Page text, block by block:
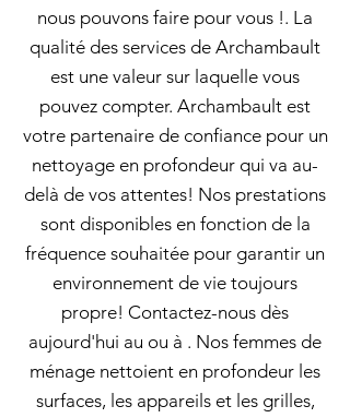
nous pouvons faire pour vous !. La
qualité des services de Archambault
est une valeur sur laquelle vous
pouvez compter. Archambault est
votre partenaire de confiance pour un
nettoyage en profondeur qui va au-
delà de vos attentes! Nos prestations
sont disponibles en fonction de la
fréquence souhaitée pour garantir un
environnement de vie toujours
propre! Contactez-nous dès
aujourd'hui au ou à . Nos femmes de
ménage nettoient en profondeur les
surfaces, les appareils et les grilles,